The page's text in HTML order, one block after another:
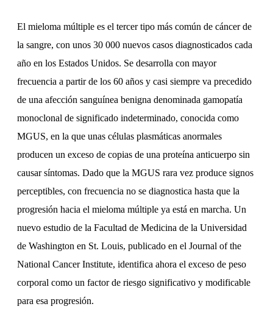
El mieloma múltiple es el tercer tipo más común de cáncer de
la sangre, con unos 30 000 nuevos casos diagnosticados cada
año en los Estados Unidos. Se desarrolla con mayor
frecuencia a partir de los 60 años y casi siempre va precedido
de una afección sanguínea benigna denominada gamopatía
monoclonal de significado indeterminado, conocida como
MGUS, en la que unas células plasmáticas anormales
producen un exceso de copias de una proteína anticuerpo sin
causar síntomas. Dado que la MGUS rara vez produce signos
perceptibles, con frecuencia no se diagnostica hasta que la
progresión hacia el mieloma múltiple ya está en marcha. Un
nuevo estudio de la Facultad de Medicina de la Universidad
de Washington en St. Louis, publicado en el Journal of the
National Cancer Institute, identifica ahora el exceso de peso
corporal como un factor de riesgo significativo y modificable
para esa progresión.